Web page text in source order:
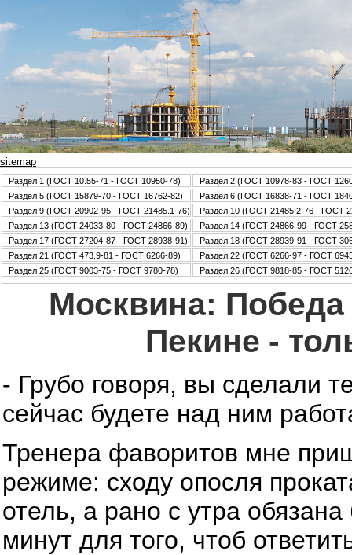
sitemap
Раздел 1 (ГОСТ 10.55-71 - ГОСТ 10950-78)
Раздел 2 (ГОСТ 10978-83 - ГОСТ
Раздел 5 (ГОСТ 15879-70 - ГОСТ 16762-82)
Раздел 6 (ГОСТ 16838-71 - ГОСТ
Раздел 9 (ГОСТ 20902-95 - ГОСТ 21485.1-76)
Раздел 10 (ГОСТ 21485.2-76 - ГОСТ
Раздел 13 (ГОСТ 24033-80 - ГОСТ 24866-89)
Раздел 14 (ГОСТ 24866-99 - ГОСТ
Раздел 17 (ГОСТ 27204-87 - ГОСТ 28938-91)
Раздел 18 (ГОСТ 28939-91 - ГОСТ
Раздел 21 (ГОСТ 473.9-81 - ГОСТ 6266-89)
Раздел 22 (ГОСТ 6266-97 - ГОСТ
Раздел 25 (ГОСТ 9003-75 - ГОСТ 9780-78)
Раздел 26 (ГОСТ 9818-85 - ГОСТ
Москвина: Победа
Пекине -
- Грубо говоря, вы сделали
сейчас будете над ним
Тренера фаворитов мне
режиме: сходу опосля
отель, а рано с утра
минут для того, чтоб